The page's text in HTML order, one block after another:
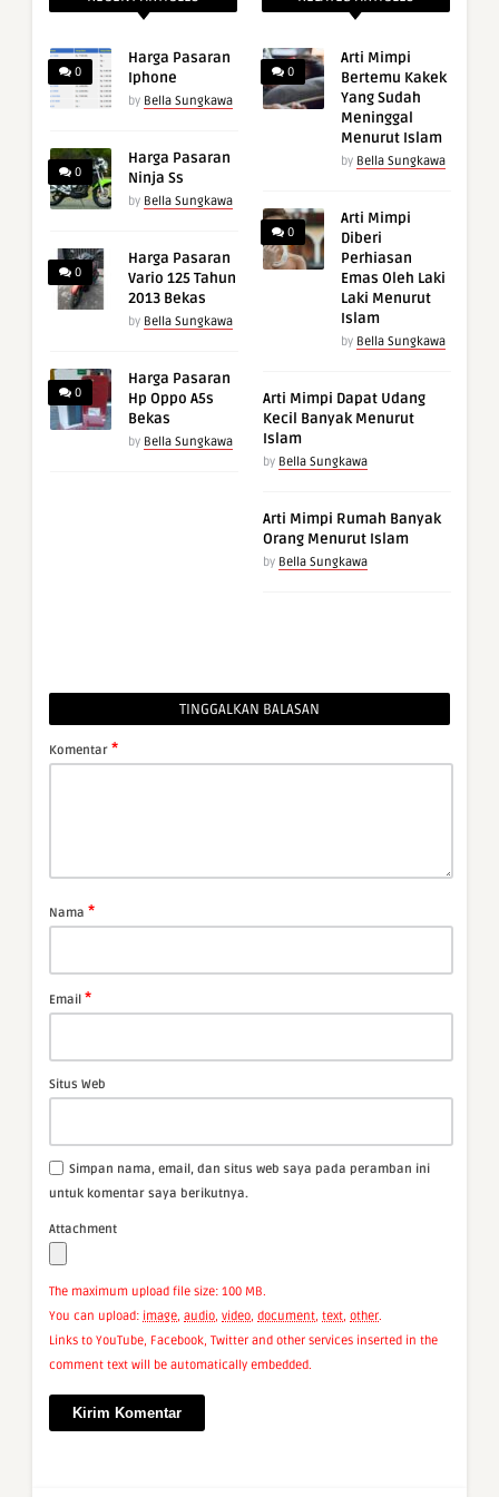
0
Harga Pasaran
Iphone
by Bella Sungkawa
0
Harga Pasaran
Ninja Ss
by Bella Sungkawa
0
Harga Pasaran
Vario 125 Tahun
2013 Bekas
by Bella Sungkawa
0
Harga Pasaran
Hp Oppo A5s
Bekas
by Bella Sungkawa
0
Arti Mimpi
Bertemu Kakek
Yang Sudah
Meninggal
Menurut Islam
by Bella Sungkawa
0
Arti Mimpi
Diberi
Perhiasan
Emas Oleh Laki
Laki Menurut
Islam
by Bella Sungkawa
Arti Mimpi Dapat Udang
Kecil Banyak Menurut
Islam
by Bella Sungkawa
Arti Mimpi Rumah Banyak
Orang Menurut Islam
by Bella Sungkawa
TINGGALKAN BALASAN
Komentar *
Nama *
Email *
Situs Web
Simpan nama, email, dan situs web saya pada peramban ini
untuk komentar saya berikutnya.
Attachment
The maximum upload file size: 100 MB.
You can upload: image, audio, video, document, text, other.
Links to YouTube, Facebook, Twitter and other services inserted in the
comment text will be automatically embedded.